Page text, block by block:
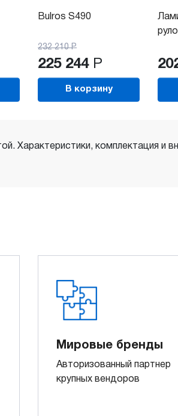
Bulros S490
232 210 Р
225 244 Р
В корзину
Характеристики, комплектация и
Мировые бренды
Авторизованный партнер
крупных вендоров